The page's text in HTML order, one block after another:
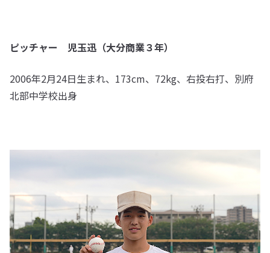
ピッチャー 児玉迅（大分商業３年）
2006年2月24日生まれ、173cm、72kg、右投右打、別府
北部中学校出身